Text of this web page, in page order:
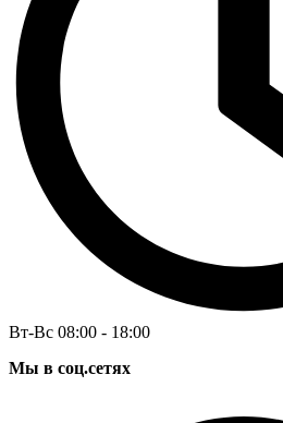
Вт-Вс 08:00 - 18:00
Мы в соц.сетях